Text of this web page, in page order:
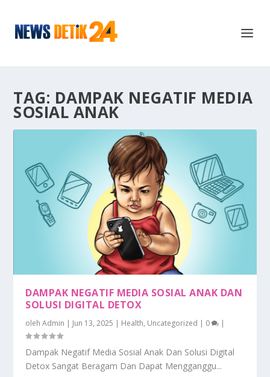
TAG: DAMPAK NEGATIF MEDIA
SOSIAL ANAK
DAMPAK NEGATIF MEDIA SOSIAL ANAK DAN
SOLUSI DIGITAL DETOX
olehAdmin | Jun 13, 2025 | Health, Uncategorized | 0 |
Dampak Negatif Media Sosial Anak Dan Solusi Digital
Detox Sangat Beragam Dan Dapat Mengganggu...